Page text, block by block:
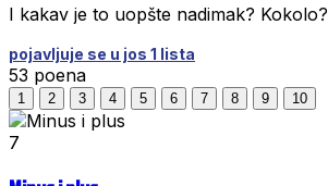
I kakav je to uopšte nadimak? Kokolo?
pojavljuje se u jos 1 lista
53 poena
1 2 3 4 5 6 7 8 9 10
7